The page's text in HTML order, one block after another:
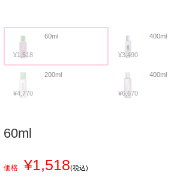
¥1,518
60ml
¥3,490
400ml
¥4,770
200ml
¥6,670
400ml
60ml
価格 ¥1,518(税込)